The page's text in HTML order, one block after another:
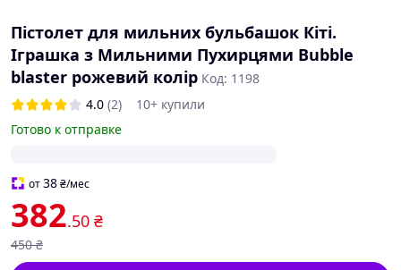
Пістолет для мильних бульбашок Кіті.
Іграшка з Мильними Пухирцями Bubble
blaster рожевий колір Код: 1198
4.0 (2)
10+ купили
Готово к отправке
от38₴/мес
382.50 ₴
450 ₴